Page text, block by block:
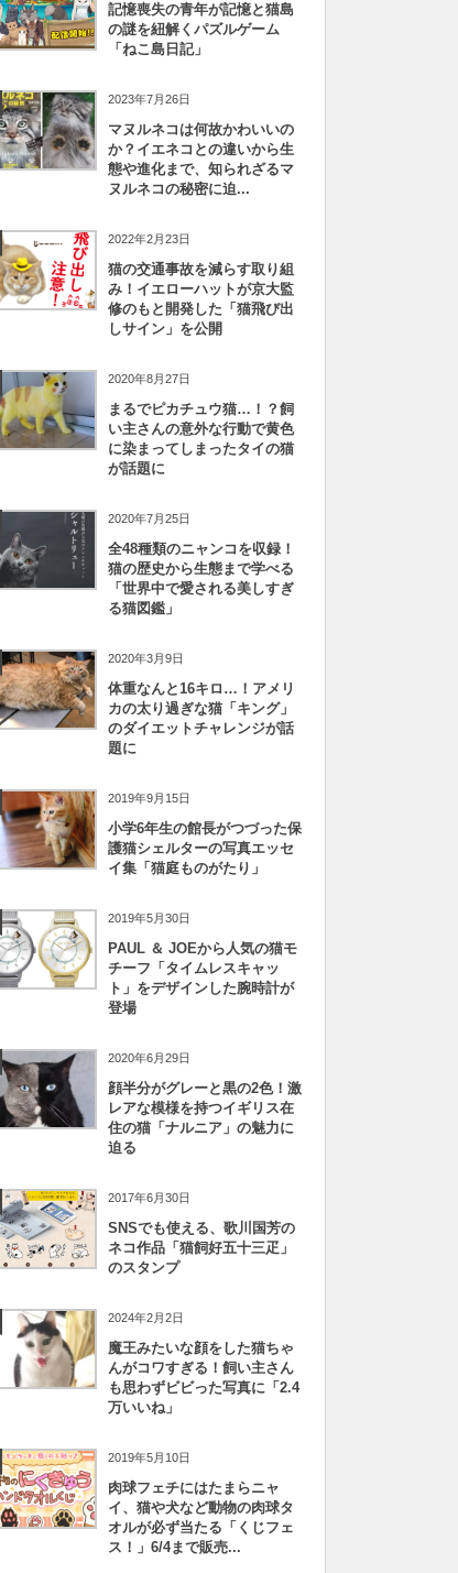
記憶喪失の青年が記憶と猫島
の謎を紐解くパズルゲーム
「ねこ島日記」
2023年7月26日
マヌルネコは何故かわいいの
か？イエネコとの違いから生
態や進化まで、知られざるマ
ヌルネコの秘密に迫...
2022年2月23日
猫の交通事故を減らす取り組
み！イエローハットが京大監
修のもと開発した「猫飛び出
しサイン」を公開
2020年8月27日
まるでピカチュウ猫…！？飼
い主さんの意外な行動で黄色
に染まってしまったタイの猫
が話題に
2020年7月25日
全48種類のニャンコを収録！
猫の歴史から生態まで学べる
「世界中で愛される美しすぎ
る猫図鑑」
2020年3月9日
体重なんと16キロ…！アメリ
カの太り過ぎな猫「キング」
のダイエットチャレンジが話
題に
2019年9月15日
小学6年生の館長がつづった保
護猫シェルターの写真エッセ
イ集「猫庭ものがたり」
2019年5月30日
PAUL ＆ JOEから人気の猫モ
チーフ「タイムレスキャッ
ト」をデザインした腕時計が
登場
2020年6月29日
顔半分がグレーと黒の2色！激
レアな模様を持つイギリス在
住の猫「ナルニア」の魅力に
迫る
2017年6月30日
SNSでも使える、歌川国芳の
ネコ作品「猫飼好五十三疋」
のスタンプ
2024年2月2日
魔王みたいな顔をした猫ちゃ
んがコワすぎる！飼い主さん
も思わずビビった写真に「2.4
万いいね」
2019年5月10日
肉球フェチにはたまらニャ
イ、猫や犬など動物の肉球タ
オルが必ず当たる「くじフェ
ス！」6/4まで販売...